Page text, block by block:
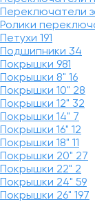
Переключатели
Ролики
Петухи 191
Подшипники 34
Покрышки 981
Покрышки 8" 16
Покрышки 10" 28
Покрышки 12" 32
Покрышки 14" 7
Покрышки 16" 12
Покрышки 18" 11
Покрышки 20" 27
Покрышки 22" 2
Покрышки 24" 59
Покрышки 26" 197